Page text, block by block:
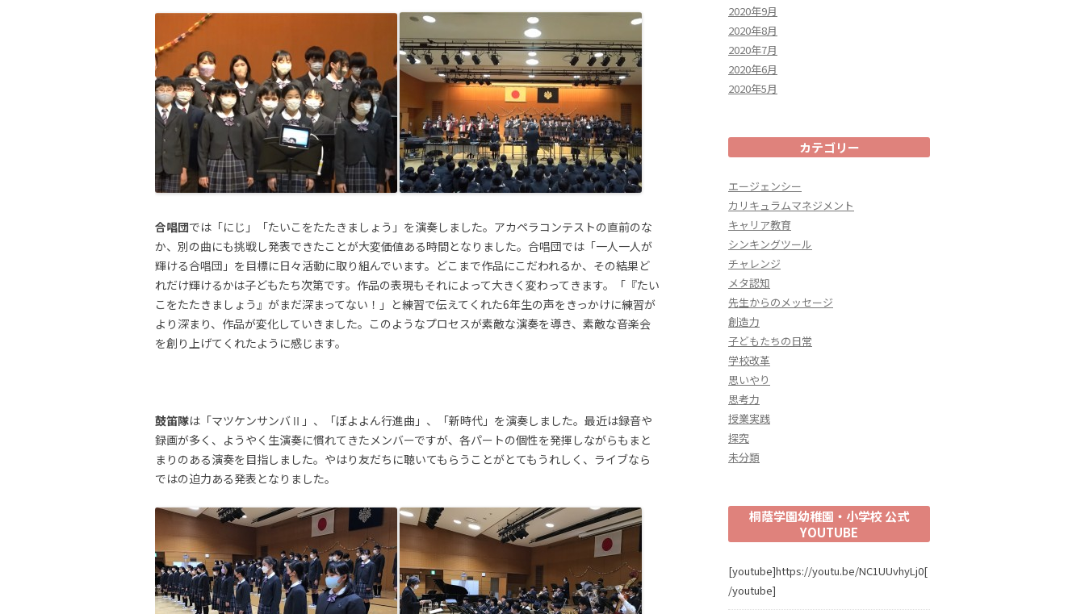
合唱団では「にじ」「たいこをたたきましょう」を演奏しました。アカペラコンテストの直前のな
か、別の曲にも挑戦し発表できたことが大変価値ある時間となりました。合唱団では「一人一人が
輝ける合唱団」を目標に日々活動に取り組んでいます。どこまで作品にこだわれるか、その結果ど
れだけ輝けるかは子どもたち次第です。作品の表現もそれによって大きく変わってきます。「『たい
こをたたきましょう』がまだ深まってない！」と練習で伝えてくれた6年生の声をきっかけに練習が
より深まり、作品が変化していきました。このようなプロセスが素敵な演奏を導き、素敵な音楽会
を創り上げてくれたように感じます。
鼓笛隊は「マツケンサンバⅡ」、「ぼよよん行進曲」、「新時代」を演奏しました。最近は録音や
録画が多く、ようやく生演奏に慣れてきたメンバーですが、各パートの個性を発揮しながらもまと
まりのある演奏を目指しました。やはり友だちに聴いてもらうことがとてもうれしく、ライブなら
ではの迫力ある発表となりました。
2020年9月
2020年8月
2020年7月
2020年6月
2020年5月
カテゴリー
エージェンシー
カリキュラムマネジメント
キャリア教育
シンキングツール
チャレンジ
メタ認知
先生からのメッセージ
創造力
子どもたちの日常
学校改革
思いやり
思考力
授業実践
探究
未分類
桐蔭学園幼稚園・小学校 公式
YOUTUBE
[youtube]https://youtu.be/NC1UUvhyLj0[
/youtube]